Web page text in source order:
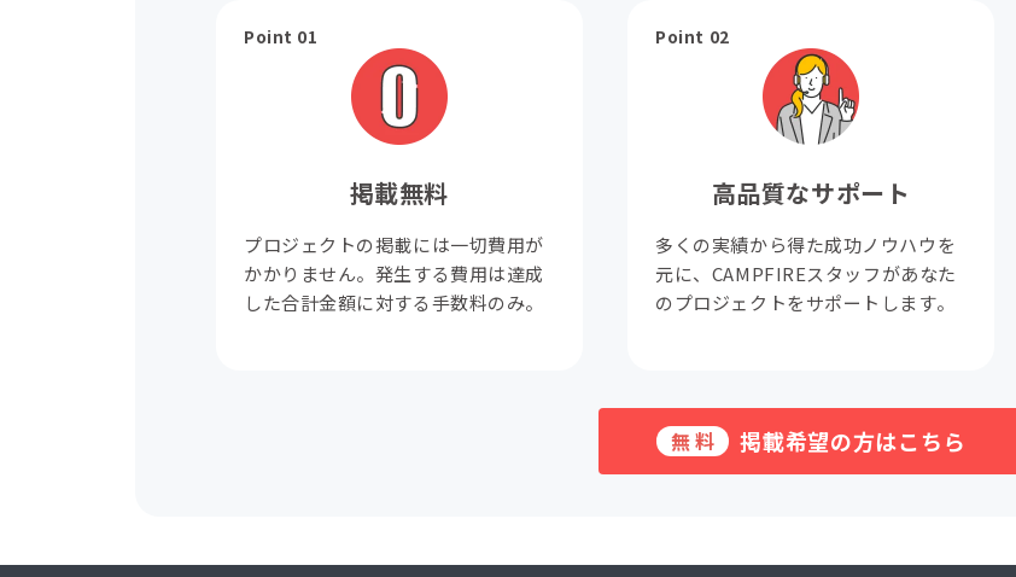
Point 01
掲載無料
プロジェクトの掲載には一切費用が
かかりません。発生する費用は達成
した合計金額に対する手数料のみ。
Point 02
高品質なサポート
多くの実績から得た成功ノウハウを
元に、CAMPFIREスタッフがあなた
のプロジェクトをサポートします。
無料 掲載希望の方はこちら